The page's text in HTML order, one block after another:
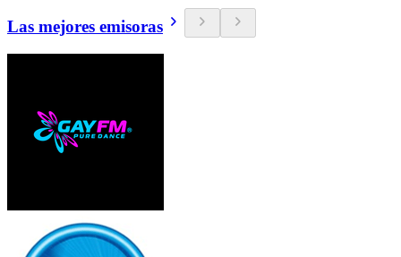
Las mejores emisoras